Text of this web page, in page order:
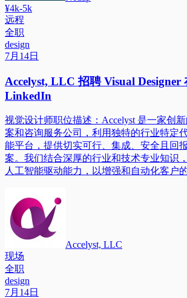
¥4k-5k
远程
全职
design
7月14日
Accelyst, LLC 招聘 Visual Designer
LinkedIn
视觉设计师职位描述：Accelyst 是一家创
案和咨询服务公司，利用独特的行业特定
能平台，提供切实可行、集成、安全且回
案。我们结合深厚的行业和技术专业知识
人工智能驱动能力，以增强和自动化客户
Accelyst, LLC
现场
全职
design
7月14日